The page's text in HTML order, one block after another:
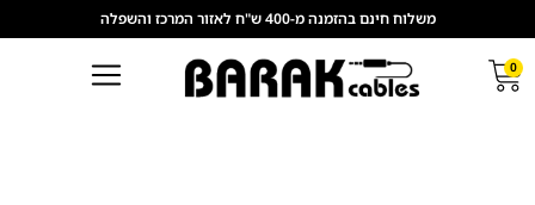
משלוח חינם בהזמנה מ-400 ש"ח לאזור המרכז והשפלה
0